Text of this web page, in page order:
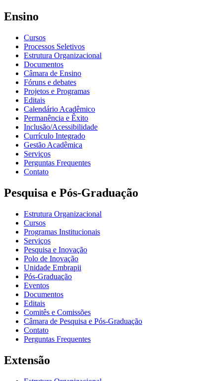
Ensino
Cursos
Processos Seletivos
Estrutura Organizacional
Documentos
Câmara de Ensino
Fóruns e debates
Projetos e Programas
Editais
Calendário Acadêmico
Permanência e Êxito
Inclusão/Acessibilidade
Currículo Integrado
Gestão Acadêmica
Serviços
Perguntas Frequentes
Contato
Pesquisa e Pós-Graduação
Estrutura Organizacional
Cursos
Programas Institucionais
Serviços
Pesquisa e Inovação
Polo de Inovação
Unidade Embrapii
Pós-Graduação
Eventos
Documentos
Editais
Comitês e Comissões
Câmara de Pesquisa e Pós-Graduação
Contato
Perguntas Frequentes
Extensão